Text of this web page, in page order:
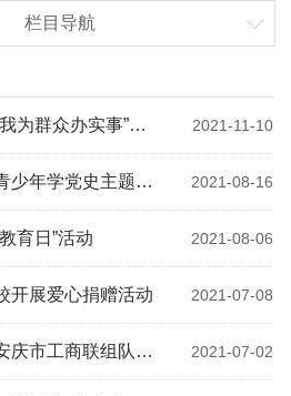
栏目导航
书记考察安徽重要讲话精神
族共同体意识视频展播
的二十届三中全会精神
初心、牢记使命
共同体意识 民族团结知识
同体意识 民族团结知识 摆件
学习新语
时代党的统一战线工作的重要思想学习
读本》
寻美安庆
2021-11-10
众办实事”实践活动
2021-08-16
党史主题教育活动
2021-08-06
育日”活动
2021-07-08
开展爱心捐赠活动
2021-07-02
中国共产党成立100周年文艺演出